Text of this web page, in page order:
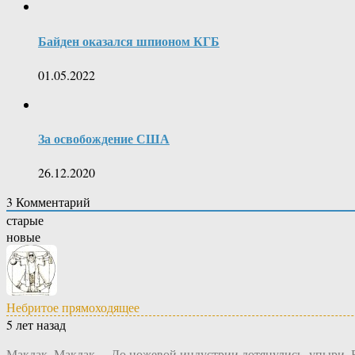
Байден оказался шпионом КГБ
01.05.2022
За освобождение США
26.12.2020
3 Комментарий
старые
новые
Небритое прямоходящее
5 лет назад